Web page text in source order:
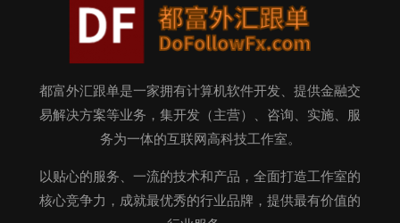
都富外汇跟单是一家拥有计算机软件开发、提供金融交
易解决方案等业务，集开发（主营）、咨询、实施、服
务为一体的互联网高科技工作室。
以贴心的服务、一流的技术和产品，全面打造工作室的
核心竞争力，成就最优秀的行业品牌，提供最有价值的